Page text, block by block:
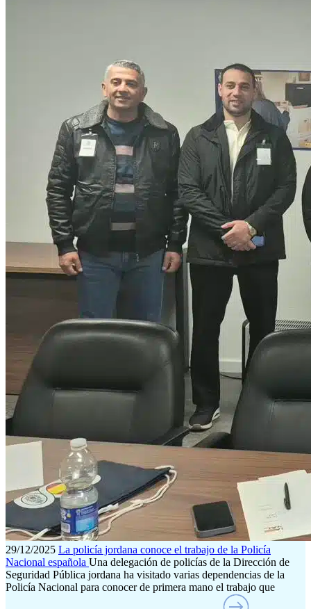
29/12/2025 La policía jordana conoce el trabajo de la Policía
Nacional española Una delegación de policías de la Dirección de
Seguridad Pública jordana ha visitado varias dependencias de la
Policía Nacional para conocer de primera mano el trabajo que